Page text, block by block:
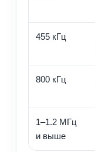
455 кГц
800 кГц
1–1.2 МГц
и выше